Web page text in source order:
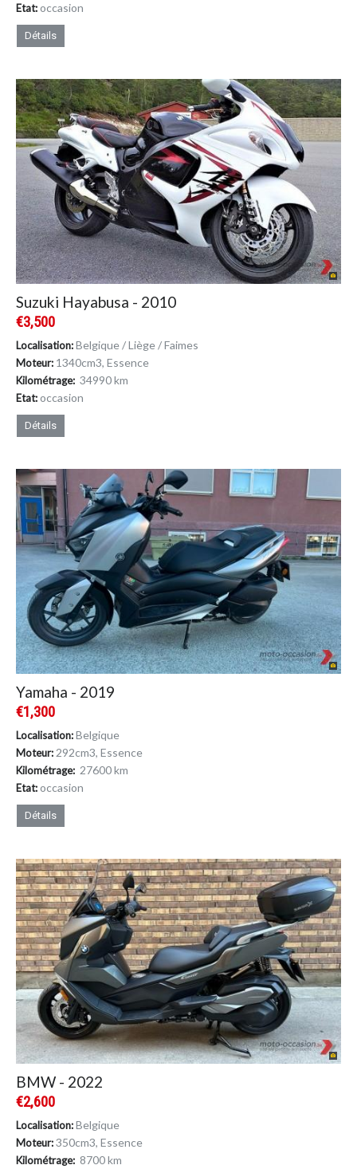
Etat:occasion
Détails
Suzuki Hayabusa - 2010
€3,500
Localisation:Belgique / Liège / Faimes
Moteur: 1340cm3, Essence
Kilométrage: 34990 km
Etat:occasion
Détails
Yamaha - 2019
€1,300
Localisation:Belgique
Moteur: 292cm3, Essence
Kilométrage: 27600 km
Etat:occasion
Détails
BMW - 2022
€2,600
Localisation:Belgique
Moteur:350cm3, Essence
Kilométrage: 8700 km